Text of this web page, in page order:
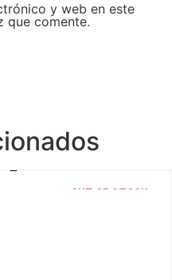
y web en este
que comente.
OUT OF STOCK